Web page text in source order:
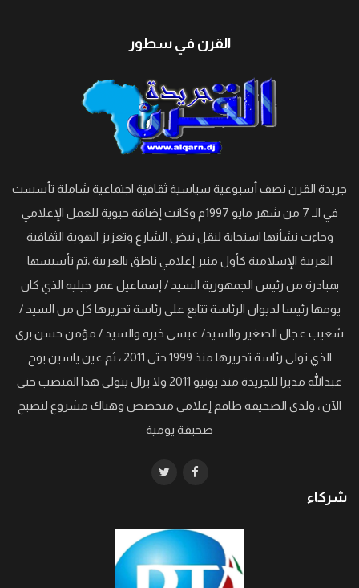
القرن في سطور
جريدة القرن نصف أسبوعية سياسية ثقافية اجتماعية شاملة تأسست
في الـ 7 من شهر مايو 1997م وكانت إضافة حيوية للعمل الإعلامي
وجاءت نشأتها استجابة لنقل نبض الشارع وتعزيز الهوية الثقافية
العربية الإسلامية كأول منبر إعلامي ناطق بالعربية ،تم تأسيسها
بمبادرة من رئيس الجمهورية السيد / إسماعيل عمر جيليه الذي كان
يومها رئيسا لديوان الرئاسة تتابع على رئاسة تحريرها كل من السيد /
شعيب عجال الصغير والسيد/ عيسى خيره والسيد / مؤمن حسن برى
الذي تولى رئاسة تحريرها منذ 1999 حتى 2011 ، ثم عين ياسين بوح
عبدالله مديرا للجريدة منذ يونيو 2011 ولا يزال يتولى هذا المنصب حتى
الآن ، ولدى الصحيفة طاقم إعلامي متخصص وهناك مشروع لتصبح
صحيفة يومية
شركاء